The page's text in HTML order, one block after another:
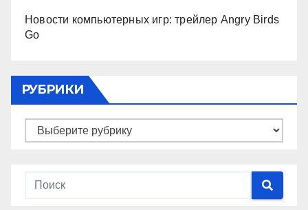
Новости компьютерных игр: трейлер Angry Birds
Go
РУБРИКИ
Рубрики